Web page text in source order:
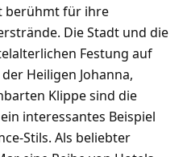
berühmt für ihre
Die Stadt und die
Festung auf
Heiligen Johanna,
Klippe sind die
interessantes Beispiel
Stils. Als beliebter